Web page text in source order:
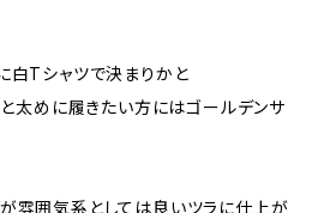
白Tシャツで決まりかと
太めに履きたい方にはゴールデンサ
雰囲気系としては良いツラに仕上が